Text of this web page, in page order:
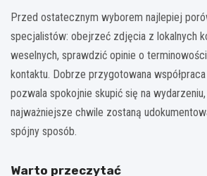
Przed ostatecznym wyborem najlepiej
specjalistów: obejrzeć zdjęcia z lokalnych
weselnych, sprawdzić opinie o
kontaktu. Dobrze przygotowana
pozwala spokojnie skupić się na
najważniejsze chwile zostaną
spójny sposób.
Warto przeczytać